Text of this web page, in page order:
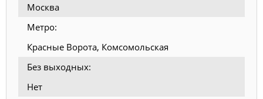
Москва
Метро:
Красные Ворота, Комсомольская
Без выходных:
Нет